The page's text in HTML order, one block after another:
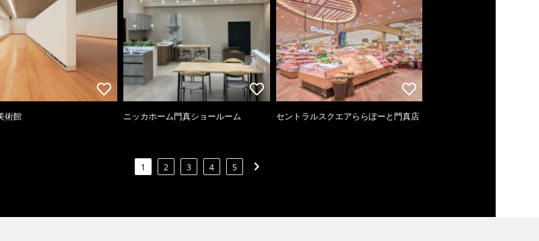
術館 ニッカホーム門真ショールーム セントラルスクエアららぽーと門真店
1 2 3 4 5